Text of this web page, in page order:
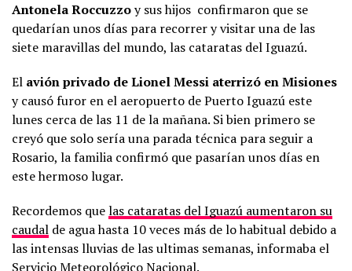
Antonela Roccuzzoy sus hijos confirmaron que se
quedarían unos días para recorrer y visitar una de las
siete maravillas del mundo, las cataratas del Iguazú.
El avión privado de Lionel Messi aterrizó en Misiones
y causó furor en el aeropuerto de Puerto Iguazú este
lunes cerca de las 11 de la mañana. Si bien primero se
creyó que solo sería una parada técnica para seguir a
Rosario, la familia confirmó que pasarían unos días en
este hermoso lugar.
Recordemos quelas cataratas del Iguazú aumentaron su
caudal de agua hasta 10 veces más de lo habitual debido a
las intensas lluvias de las ultimas semanas, informaba el
Servicio Meteorológico Nacional.